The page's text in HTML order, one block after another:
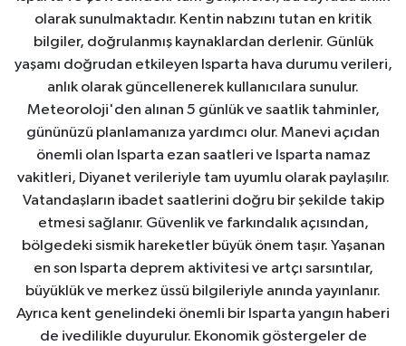
olarak sunulmaktadır. Kentin nabzını tutan en kritik
bilgiler, doğrulanmış kaynaklardan derlenir. Günlük
yaşamı doğrudan etkileyen Isparta hava durumu verileri,
anlık olarak güncellenerek kullanıcılara sunulur.
Meteoroloji'den alınan 5 günlük ve saatlik tahminler,
gününüzü planlamanıza yardımcı olur. Manevi açıdan
önemli olan Isparta ezan saatleri ve Isparta namaz
vakitleri, Diyanet verileriyle tam uyumlu olarak paylaşılır.
Vatandaşların ibadet saatlerini doğru bir şekilde takip
etmesi sağlanır. Güvenlik ve farkındalık açısından,
bölgedeki sismik hareketler büyük önem taşır. Yaşanan
en son Isparta deprem aktivitesi ve artçı sarsıntılar,
büyüklük ve merkez üssü bilgileriyle anında yayınlanır.
Ayrıca kent genelindeki önemli bir Isparta yangın haberi
de ivedilikle duyurulur. Ekonomik göstergeler de